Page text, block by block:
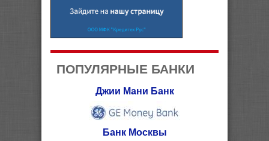
ПОПУЛЯРНЫЕ БАНКИ
Джии Мани Банк
Банк Москвы